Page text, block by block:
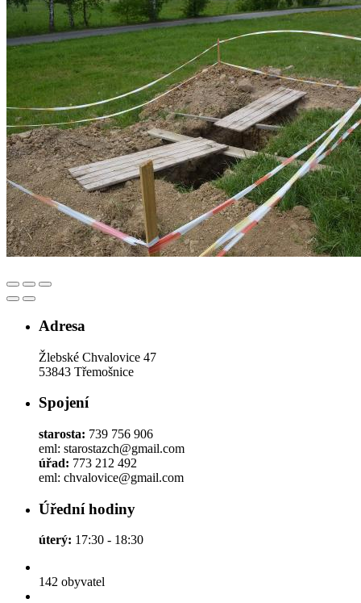
Adresa
Žlebské Chvalovice 47
53843 Třemošnice
Spojení
starosta: 739 756 906
eml: starostazch@gmail.com
úřad: 773 212 492
eml: chvalovice@gmail.com
Úřední hodiny
úterý: 17:30 - 18:30
142 obyvatel